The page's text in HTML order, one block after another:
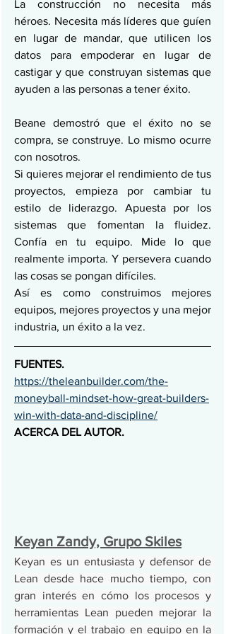
La construcción no necesita más
héroes. Necesita más líderes que guíen
en lugar de mandar, que utilicen los
datos para empoderar en lugar de
castigar y que construyan sistemas que
ayuden a las personas a tener éxito.
Beane demostró que el éxito no se
compra, se construye. Lo mismo ocurre
con nosotros.
Si quieres mejorar el rendimiento de tus
proyectos, empieza por cambiar tu
estilo de liderazgo. Apuesta por los
sistemas que fomentan la fluidez.
Confía en tu equipo. Mide lo que
realmente importa. Y persevera cuando
las cosas se pongan difíciles.
Así es como construimos mejores
equipos, mejores proyectos y una mejor
industria, un éxito a la vez.
FUENTES.
https://theleanbuilder.com/the-
moneyball-mindset-how-great-builders-
win-with-data-and-discipline/
ACERCA DEL AUTOR.
Keyan Zandy, Grupo Skiles
Keyan es un entusiasta y defensor de
Lean desde hace mucho tiempo, con
gran interés en cómo los procesos y
herramientas Lean pueden mejorar la
formación y el trabajo en equipo en la